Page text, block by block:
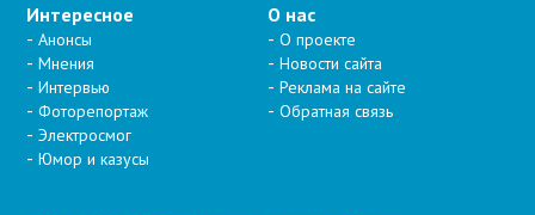
Интересное
Анонсы
Мнения
Интервью
Фоторепортаж
Электросмог
Юмор и казусы
О нас
О проекте
Новости сайта
Реклама на сайте
Обратная связь